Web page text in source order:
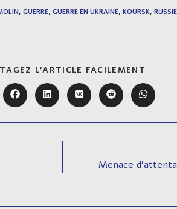
, GUERRE, GUERRE EN UKRAINE, KOURSK, RUSSIE
L'ARTICLE FACILEMENT
CE
Ouvrir
dans
autre
Ouvrir
dans
autre
Ouvrir
dans
autre
Ouvrir
dans
autre
Ouvrir
dans
autre
Menace